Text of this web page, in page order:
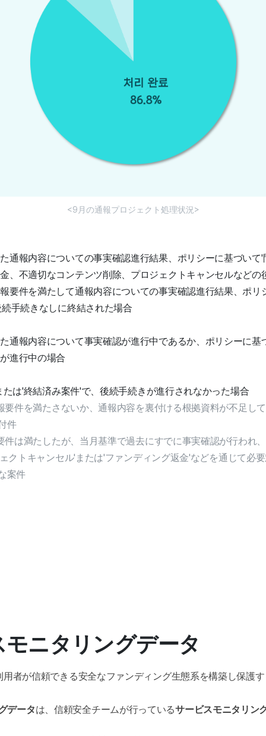
<9月の通報プロジェクト処理状況>
通報内容についての事実確認進行結果、ポリシーに基づいて
、不適切なコンテンツ削除、プロジェクトキャンセルなどの
要件を満たして通報内容についての事実確認進行結果、ポリ
手続きなしに終結された場合
通報内容について事実確認が進行中であるか、ポリシーに基
進行中の場合
は'終結済み案件'で、後続手続きが進行されなかった場合
要件を満たさないか、通報内容を裏付ける根拠資料が不足し
件
件は満たしたが、当月基準で過去にすでに事実確認が行われ
クトキャンセル'または'ファンディング返金'などを通じて必
案件
ニタリングデータ
用者が信頼できる安全なファンディング生態系を構築し保護
データは、信頼安全チームが行っているサービスモニタリン